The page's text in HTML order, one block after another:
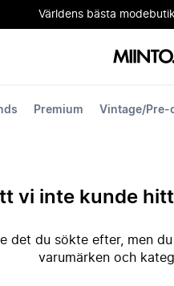
Världens bästa
Premium Vintage/Pre-
vi inte kunde
det du sökte efter, men
varumärken och